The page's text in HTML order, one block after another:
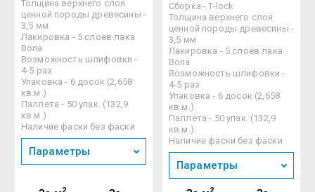
Толщина верхнего слоя
ценной породы древесины -
3,5 мм
Лакировка - 5 слоев лака
Bona
Возможность шлифовки -
4-5 раз
Упаковка - 6 досок (2,658
кв.м.)
Паллета - 50 упак. (132,9
кв.м.)
Наличие фаски без фаски
Параметры
Сборка - T-lock
Толщина верхнего слоя
ценной породы древесины -
3,5 мм
Лакировка - 5 слоев лака
Bona
Возможность шлифовки -
4-5 раз
Упаковка - 6 досок (2,658
кв.м.)
Паллета - 50 упак. (132,9
кв.м.)
Наличие фаски без фаски
Параметры